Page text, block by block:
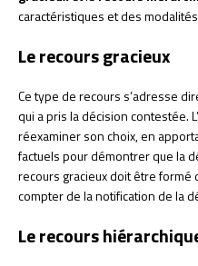
caractéristiques et des
Le recours gracieux
Ce type de recours s’adresse
qui a pris la décision contestée.
réexaminer son choix, en
factuels pour démontrer que la
recours gracieux doit être formé
compter de la notification de la
Le recours